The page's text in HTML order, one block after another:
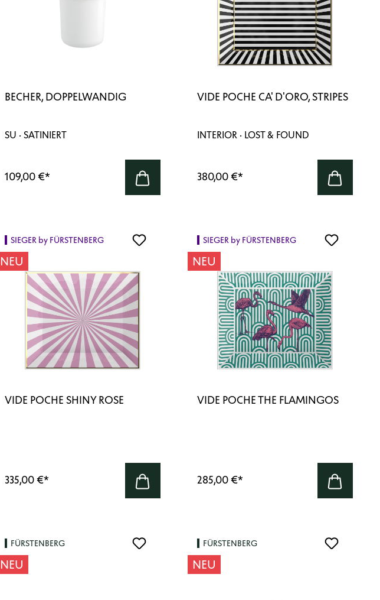
BECHER, DOPPELWANDIG
SU · SATINIERT
109,00 €*
VIDE POCHE CA' D'ORO, STRIPES
INTERIOR · LOST & FOUND
380,00 €*
SIEGER by FÜRSTENBERG
NEU
VIDE POCHE SHINY ROSE
335,00 €*
SIEGER by FÜRSTENBERG
NEU
VIDE POCHE THE FLAMINGOS
285,00 €*
FÜRSTENBERG
NEU
FÜRSTENBERG
NEU